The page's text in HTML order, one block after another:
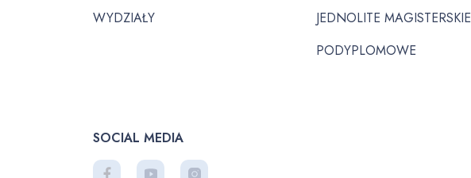
WYDZIAŁY
JEDNOLITE MAGISTERSKIE
PODYPLOMOWE
SOCIAL MEDIA